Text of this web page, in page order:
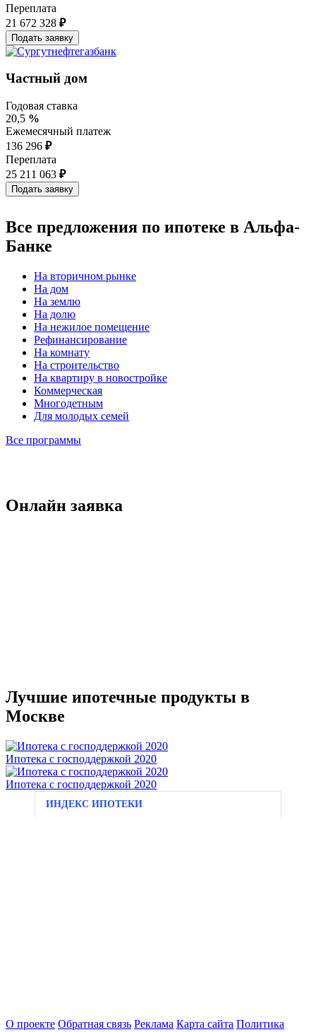
Переплата
21 672 328 ₽
Частный дом
Годовая ставка
20,5 %
Ежемесячный платеж
136 296 ₽
Переплата
25 211 063 ₽
Все предложения по ипотеке в Альфа-
Банке
На вторичном рынке
На дом
На землю
На долю
На нежилое помещение
Рефинансирование
На комнату
На строительство
На квартиру в новостройке
Коммерческая
Многодетным
Для молодых семей
Все программы
Онлайн заявка
Лучшие ипотечные продукты в
Москве
Ипотека с господдержкой 2020
Ипотека с господдержкой 2020
ИНДЕКС ИПОТЕКИ
О проекте Обратная связь Реклама Карта сайта Политика